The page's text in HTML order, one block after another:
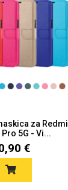
za Redmi
Pro 5G - Vi...
€